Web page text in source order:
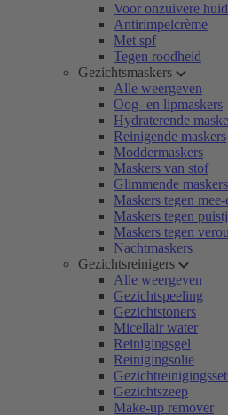
Voor onzuivere huid
Antirimpelcrème
Met spf
Tegen roodheid
Gezichtsmaskers
Alle weergeven
Oog- en lipmaskers
Hydraterende
Reinigende maskers
Moddermaskers
Maskers van stof
Glimmende maskers
Maskers tegen mee-
Maskers tegen
Maskers tegen
Nachtmaskers
Gezichtsreinigers
Alle weergeven
Gezichtspeeling
Gezichtstoners
Micellair water
Reinigingsgel
Reinigingsolie
Gezichtszeep
Make-up remover